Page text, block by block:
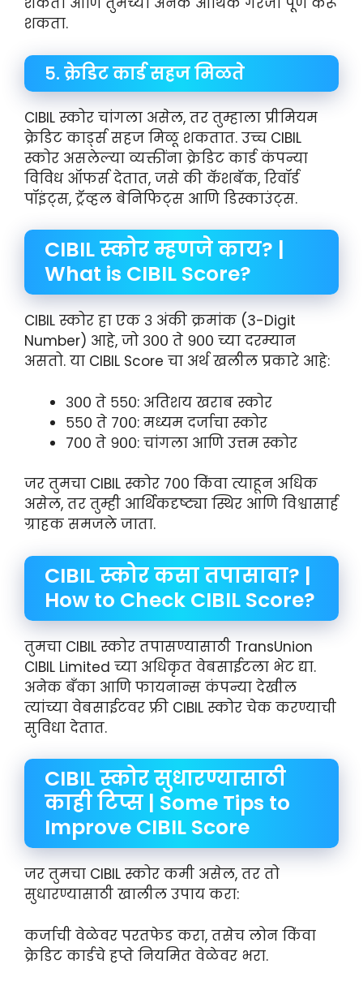
शकता.
५. क्रेडिट कार्ड सहज मिळते
CIBIL स्कोर चांगला असेल, तर तुम्हाला प्रीमियम
क्रेडिट कार्ड्स सहज मिळू शकतात. उच्च CIBIL
स्कोर असलेल्या व्यक्तींना क्रेडिट कार्ड कंपन्या
विविध ऑफर्स देतात, जसे की कॅशबॅक, रिवॉर्ड
पॉइंट्स, ट्रॅव्हल बेनिफिट्स आणि डिस्काउंट्स.
CIBIL स्कोर म्हणजे काय? |
What is CIBIL Score?
CIBIL स्कोर हा एक ३ अंकी क्रमांक (3-Digit
Number) आहे, जो ३०० ते ९०० च्या दरम्यान
असतो. या CIBIL Score चा अर्थ खलील प्रकारे आहे:
३०० ते ५५०: अतिशय खराब स्कोर
५५० ते ७००: मध्यम दर्जाचा स्कोर
७०० ते ९००: चांगला आणि उत्तम स्कोर
जर तुमचा CIBIL स्कोर ७०० किंवा त्याहून अधिक
असेल, तर तुम्ही आर्थिकदृष्ट्या स्थिर आणि विश्वासार्ह
ग्राहक समजले जाता.
CIBIL स्कोर कसा तपासावा? |
How to Check CIBIL Score?
तुमचा CIBIL स्कोर तपासण्यासाठी TransUnion
CIBIL Limited च्या अधिकृत वेबसाईटला भेट द्या.
अनेक बँका आणि फायनान्स कंपन्या देखील
त्यांच्या वेबसाईटवर फ्री CIBIL स्कोर चेक करण्याची
सुविधा देतात.
CIBIL स्कोर सुधारण्यासाठी
काही टिप्स | Some Tips to
Improve CIBIL Score
जर तुमचा CIBIL स्कोर कमी असेल, तर तो
सुधारण्यासाठी खालील उपाय करा:
कर्जाची वेळेवर परतफेड करा, तसेच लोन किंवा
क्रेडिट कार्डचे हप्ते नियमित वेळेवर भरा.